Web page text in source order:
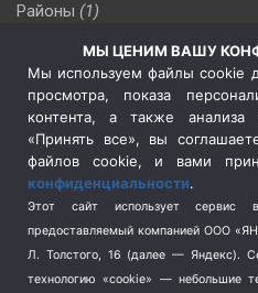
Районы (1)
(510)
Сельское хозяйство (3)
Социальная политика
(3)
Спецоперация в Украине
Спецоперация на Украине
(404)
Спорт (740)
Терроризм (1)
Транспорт (262)
МЫ ЦЕНИМ ВАШУ
Мы используем файлы cookie
просмотра, показа
контента, а также
«Принять все», вы
файлов cookie, и вами
конфиденциальности.
Этот сайт использует сервис
предоставляемый компанией ООО
Л. Толстого, 16 (далее — Яндекс).
технологию «cookie» — небольшие